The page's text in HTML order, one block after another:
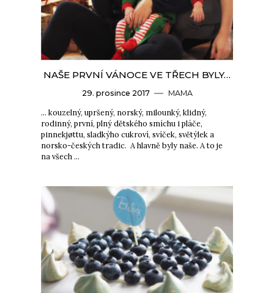
NAŠE PRVNÍ VÁNOCE VE TŘECH BYLY…
29. prosince 2017 MAMA
… kouzelný, upršený, norský, milounký, klidný,
rodinný, první, plný dětského smíchu i pláče,
pinnekjøttu, sladkýho cukroví, svíček, světýlek a
norsko-českých tradic. A hlavně byly naše. A to je
na všech …